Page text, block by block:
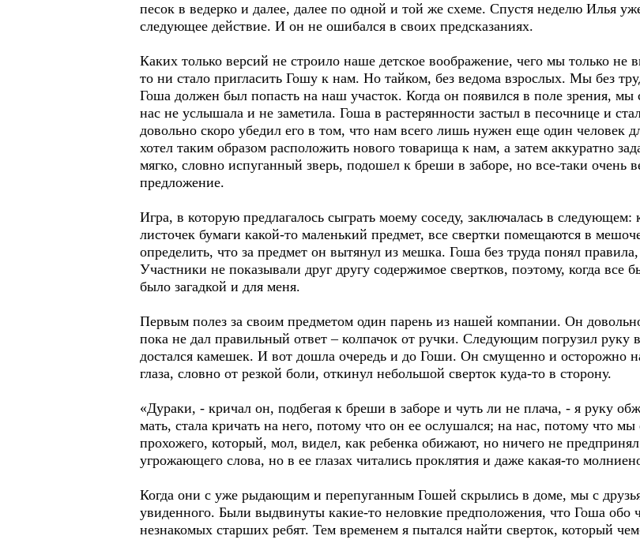
песок в ведерко и далее, далее по одной и той же схеме. Спустя неделю Илья
следующее действие. И он не ошибался в своих предсказаниях.
Каких только версий не строило наше детское воображение, чего мы только
то ни стало пригласить Гошу к нам. Но тайком, без ведома взрослых. Мы без
Гоша должен был попасть на наш участок. Когда он появился в поле зрения, мы
нас не услышала и не заметила. Гоша в растерянности застыл в песочнице и
довольно скоро убедил его в том, что нам всего лишь нужен еще один человек
хотел таким образом расположить нового товарища к нам, а затем аккуратно
мягко, словно испуганный зверь, подошел к бреши в заборе, но все-таки очень
предложение.
Игра, в которую предлагалось сыграть моему соседу, заключалась в
листочек бумаги какой-то маленький предмет, все свертки помещаются в
определить, что за предмет он вытянул из мешка. Гоша без труда понял
Участники не показывали друг другу содержимое свертков, поэтому, когда
было загадкой и для меня.
Первым полез за своим предметом один парень из нашей компании. Он
пока не дал правильный ответ – колпачок от ручки. Следующим погрузил
достался камешек. И вот дошла очередь и до Гоши. Он смущенно и осторожно
глаза, словно от резкой боли, откинул небольшой сверток куда-то в сторону.
«Дураки, - кричал он, подбегая к бреши в заборе и чуть ли не плача, - я руку
мать, стала кричать на него, потому что он ее ослушался; на нас, потому что
прохожего, который, мол, видел, как ребенка обижают, но ничего не
угрожающего слова, но в ее глазах читались проклятия и даже какая-то
Когда они с уже рыдающим и перепуганным Гошей скрылись в доме, мы с
увиденного. Были выдвинуты какие-то неловкие предположения, что Гоша обо
незнакомых старших ребят. Тем временем я пытался найти сверток, который